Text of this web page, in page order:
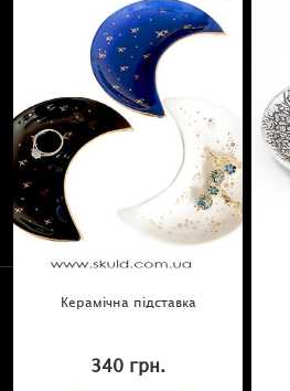
Керамічна підставка
340 грн.